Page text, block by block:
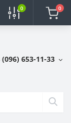
0 0
(096) 653-11-33